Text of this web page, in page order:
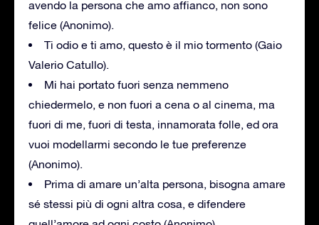
avendo la persona che amo affianco, non sono
felice (Anonimo).
Ti odio e ti amo, questo è il mio tormento (Gaio
Valerio Catullo).
Mi hai portato fuori senza nemmeno
chiedermelo, e non fuori a cena o al cinema, ma
fuori di me, fuori di testa, innamorata folle, ed ora
vuoi modellarmi secondo le tue preferenze
(Anonimo).
Prima di amare un’alta persona, bisogna amare
sé stessi più di ogni altra cosa, e difendere